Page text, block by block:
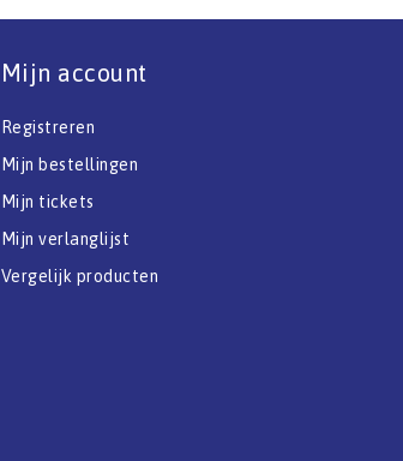
Mijn account
Registreren
Mijn bestellingen
Mijn tickets
Mijn verlanglijst
Vergelijk producten